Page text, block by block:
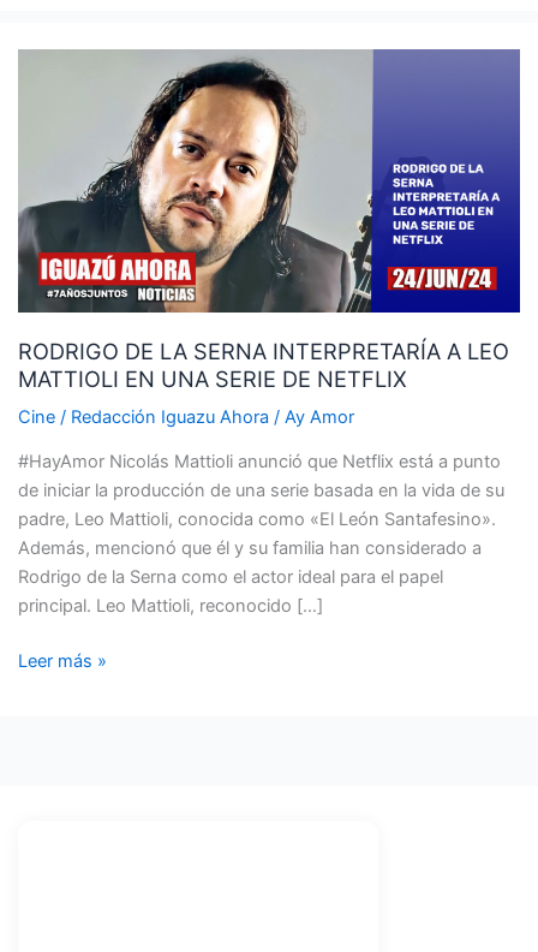
RODRIGO DE LA SERNA INTERPRETARÍA A LEO
MATTIOLI EN UNA SERIE DE NETFLIX
Cine/ Redacción Iguazu Ahora / Ay Amor
#HayAmor Nicolás Mattioli anunció que Netflix está a punto
de iniciar la producción de una serie basada en la vida de su
padre, Leo Mattioli, conocida como «El León Santafesino».
Además, mencionó que él y su familia han considerado a
Rodrigo de la Serna como el actor ideal para el papel
principal. Leo Mattioli, reconocido […]
INTERPRETARÍA
A
LEO
MATTIOLI
EN
SERIE
DE
NETFLIX
Leer más »